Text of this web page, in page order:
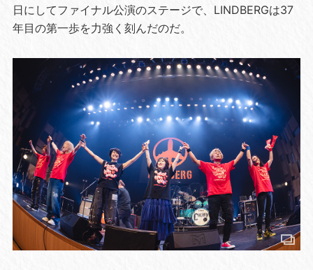
日にしてファイナル公演のステージで、LINDBERGは37
年目の第一歩を力強く刻んだのだ。